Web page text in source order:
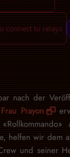
nach der
Prayon
helfen wir dem
und seiner